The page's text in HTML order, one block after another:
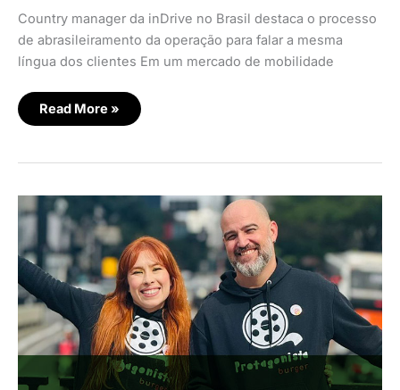
Country manager da inDrive no Brasil destaca o processo
de abrasileiramento da operação para falar a mesma
língua dos clientes Em um mercado de mobilidade
Read More »
Protagonista
Burguer
cresce
com
aposta
em
experiências
no
digital
e
delivery